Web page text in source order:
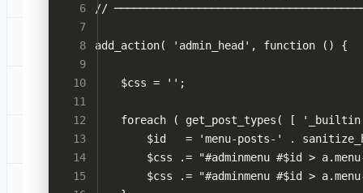
//
add_action( 'admin_head', function () {
    $css = '';
foreach ( get_post_types( [
$id   = 'menu-posts-' .
$css .= "#adminmenu #$id >
$css .= "#adminmenu #$id >